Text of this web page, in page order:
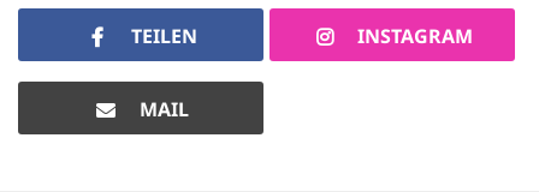
TEILEN INSTAGRAM
MAIL